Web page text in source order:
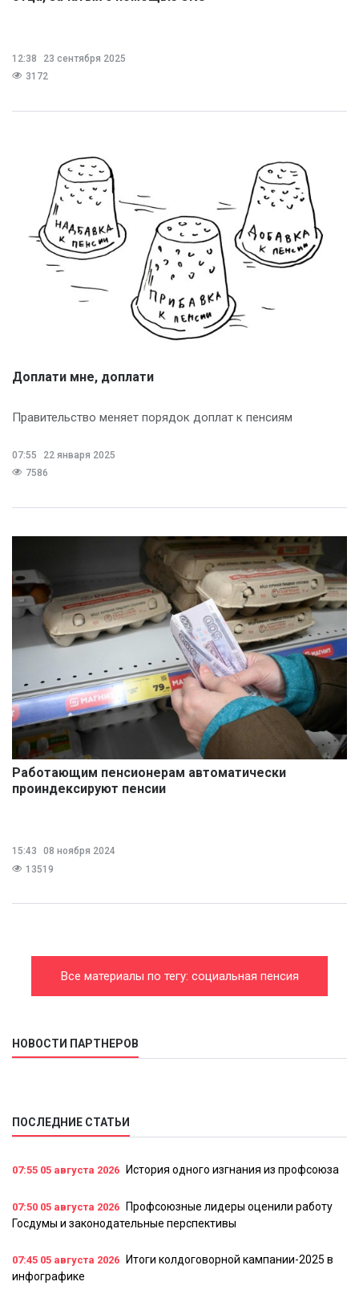
12:38
23 сентября 2025
3172
Доплати мне, доплати
Правительство меняет порядок доплат к пенсиям
07:55
22 января 2025
7586
Работающим пенсионерам автоматически
проиндексируют пенсии
15:43
08 ноября 2024
13519
Все материалы по тегу: социальная пенсия
НОВОСТИ ПАРТНЕРОВ
ПОСЛЕДНИЕ СТАТЬИ
07:55 05 августа 2026 История одного изгнания из профсоюза
07:50 05 августа 2026
Профсоюзные лидеры оценили работу
Госдумы и законодательные перспективы
07:45 05 августа 2026
Итоги колдоговорной кампании-2025 в
инфографике